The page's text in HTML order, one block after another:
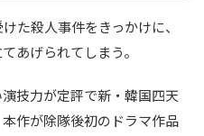
た殺人事件をきっかけに、
あげられてしまう。
技力が定評で新・韓国四天
作が除隊後初のドラマ作品